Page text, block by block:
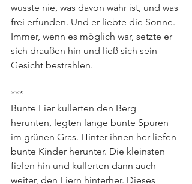
wusste nie, was davon wahr ist, und was
frei erfunden. Und er liebte die Sonne.
Immer, wenn es möglich war, setzte er
sich draußen hin und ließ sich sein
Gesicht bestrahlen.
***
Bunte Eier kullerten den Berg
herunten, legten lange bunte Spuren
im grünen Gras. Hinter ihnen her liefen
bunte Kinder herunter. Die kleinsten
fielen hin und kullerten dann auch
weiter, den Eiern hinterher. Dieses